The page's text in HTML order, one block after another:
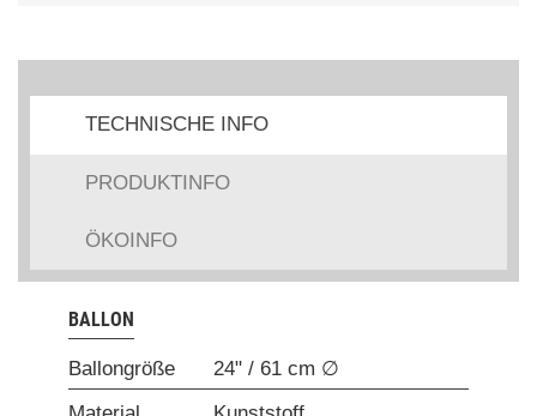
TECHNISCHE INFO
PRODUKTINFO
ÖKOINFO
BALLON
Ballongröße
24" / 61 cm ∅